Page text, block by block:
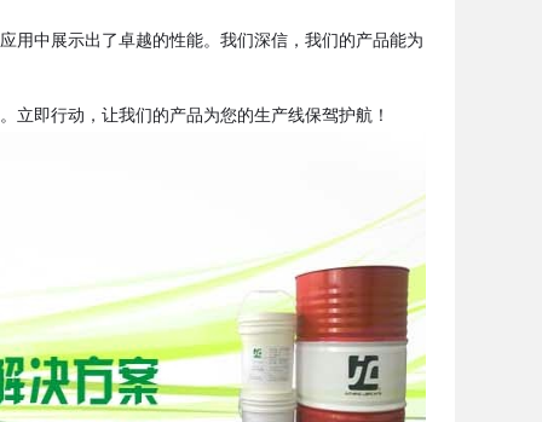
中展示出了卓越的性能。我们深信，我们的产品能为
即行动，让我们的产品为您的生产线保驾护航！